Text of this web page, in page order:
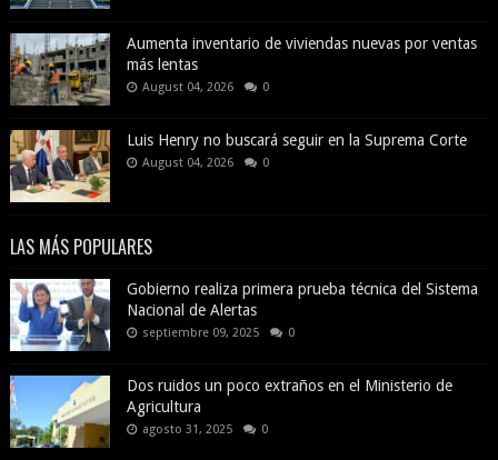
Aumenta inventario de viviendas nuevas por ventas
más lentas
August 04, 2026 0
Luis Henry no buscará seguir en la Suprema Corte
August 04, 2026 0
LAS MÁS POPULARES
Gobierno realiza primera prueba técnica del Sistema
Nacional de Alertas
septiembre 09, 2025 0
Dos ruidos un poco extraños en el Ministerio de
Agricultura
agosto 31, 2025 0